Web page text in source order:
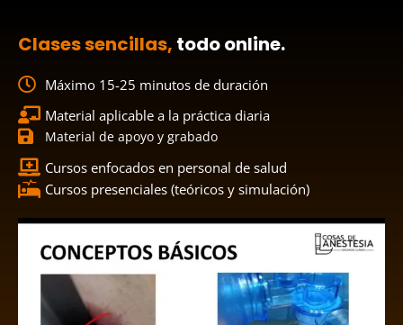
Clases sencillas, todo online.
Máximo 15-25 minutos de duración
Material aplicable a la práctica diaria
Material de apoyo y grabado
Cursos enfocados en personal de salud
Cursos presenciales (teóricos y simulación)